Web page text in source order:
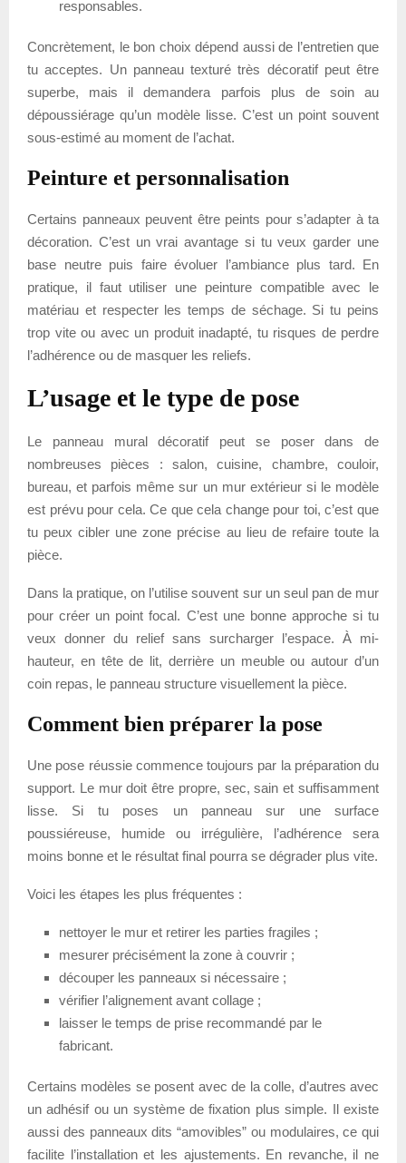
responsables.
Concrètement, le bon choix dépend aussi de l’entretien que
tu acceptes. Un panneau texturé très décoratif peut être
superbe, mais il demandera parfois plus de soin au
dépoussiérage qu’un modèle lisse. C’est un point souvent
sous-estimé au moment de l’achat.
Peinture et personnalisation
Certains panneaux peuvent être peints pour s’adapter à ta
décoration. C’est un vrai avantage si tu veux garder une
base neutre puis faire évoluer l’ambiance plus tard. En
pratique, il faut utiliser une peinture compatible avec le
matériau et respecter les temps de séchage. Si tu peins
trop vite ou avec un produit inadapté, tu risques de perdre
l’adhérence ou de masquer les reliefs.
L’usage et le type de pose
Le panneau mural décoratif peut se poser dans de
nombreuses pièces : salon, cuisine, chambre, couloir,
bureau, et parfois même sur un mur extérieur si le modèle
est prévu pour cela. Ce que cela change pour toi, c’est que
tu peux cibler une zone précise au lieu de refaire toute la
pièce.
Dans la pratique, on l’utilise souvent sur un seul pan de mur
pour créer un point focal. C’est une bonne approche si tu
veux donner du relief sans surcharger l’espace. À mi-
hauteur, en tête de lit, derrière un meuble ou autour d’un
coin repas, le panneau structure visuellement la pièce.
Comment bien préparer la pose
Une pose réussie commence toujours par la préparation du
support. Le mur doit être propre, sec, sain et suffisamment
lisse. Si tu poses un panneau sur une surface
poussiéreuse, humide ou irrégulière, l’adhérence sera
moins bonne et le résultat final pourra se dégrader plus vite.
Voici les étapes les plus fréquentes :
nettoyer le mur et retirer les parties fragiles ;
mesurer précisément la zone à couvrir ;
découper les panneaux si nécessaire ;
vérifier l’alignement avant collage ;
laisser le temps de prise recommandé par le
fabricant.
Certains modèles se posent avec de la colle, d’autres avec
un adhésif ou un système de fixation plus simple. Il existe
aussi des panneaux dits “amovibles” ou modulaires, ce qui
facilite l’installation et les ajustements. En revanche, il ne